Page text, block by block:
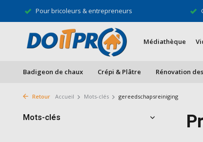
Pour bricoleurs & entrepreneurs
Médiathèque
Badigeon de chaux Crépi & Plâtre Rénovation
Retour Accueil Mots-clés gereedschapsreiniging
Mots-clés